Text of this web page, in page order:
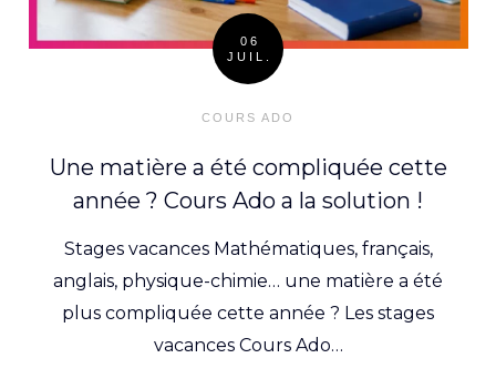
06
JUIL.
COURS ADO
Une matière a été compliquée cette
année ? Cours Ado a la solution !
Stages vacances Mathématiques, français,
anglais, physique-chimie… une matière a été
plus compliquée cette année ? Les stages
vacances Cours Ado…